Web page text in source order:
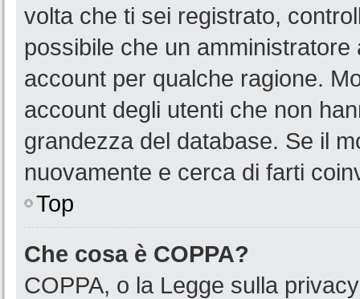
volta che ti sei registrato,
possibile che un
account per qualche ragione.
account degli utenti che non
grandezza del database. Se il
nuovamente e cerca di farti
Top
Che cosa è COPPA?
COPPA, o la Legge sulla